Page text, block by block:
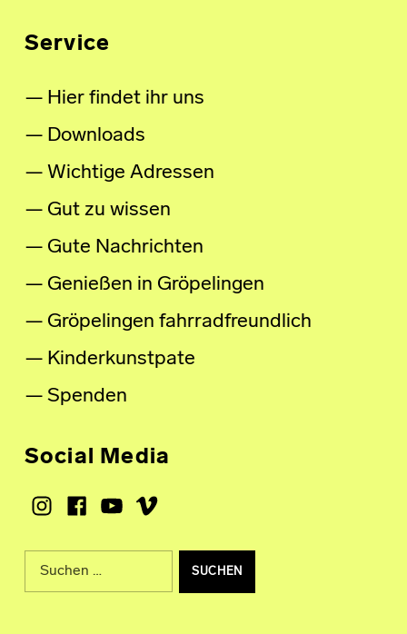
Service
Hier findet ihr uns
Downloads
Wichtige Adressen
Gut zu wissen
Gute Nachrichten
Genießen in Gröpelingen
Gröpelingen fahrradfreundlich
Kinderkunstpate
Spenden
Social Media
Instagram
Facebook
Youtube
Vimeo
Suche nach: